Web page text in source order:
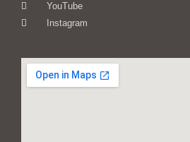
YouTube
Instagram